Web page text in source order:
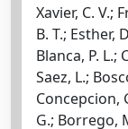
Xavier, C. V.;
B. T.; Esther,
Blanca, P. L.;
Saez, L.;
Concepcion,
G.; Borrego,